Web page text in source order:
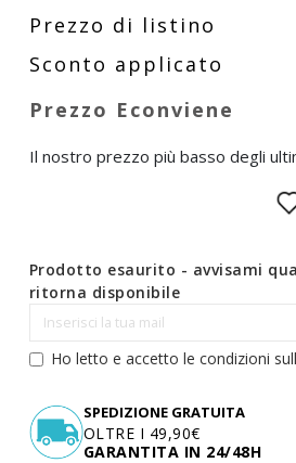
Il nostro prezzo più basso degli
Prodotto esaurito - avvisami
ritorna disponibile
Ho letto e accetto le condizioni
SPEDIZIONE GRATUITA
OLTRE I 49,90€
GARANTITA IN 24/48H